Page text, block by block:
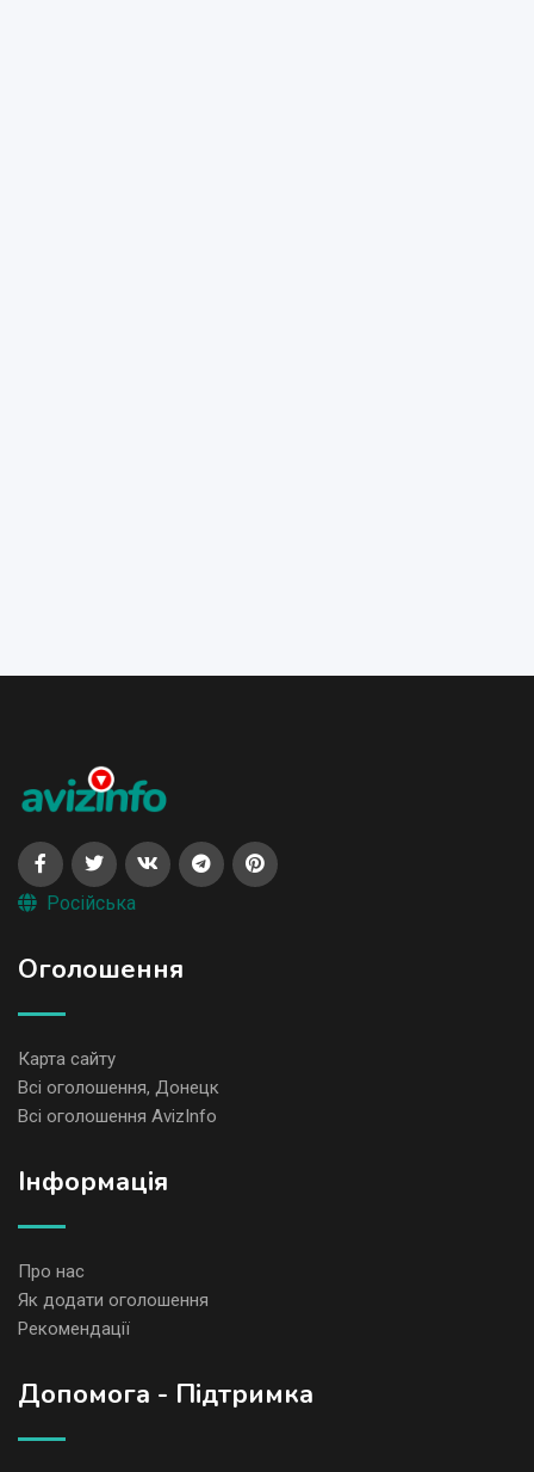
Російська
Оголошення
Карта сайту
Всі оголошення, Донецк
Всі оголошення AvizInfo
Iнформація
Про нас
Як додати оголошення
Рекомендації
Допомога - Підтримка